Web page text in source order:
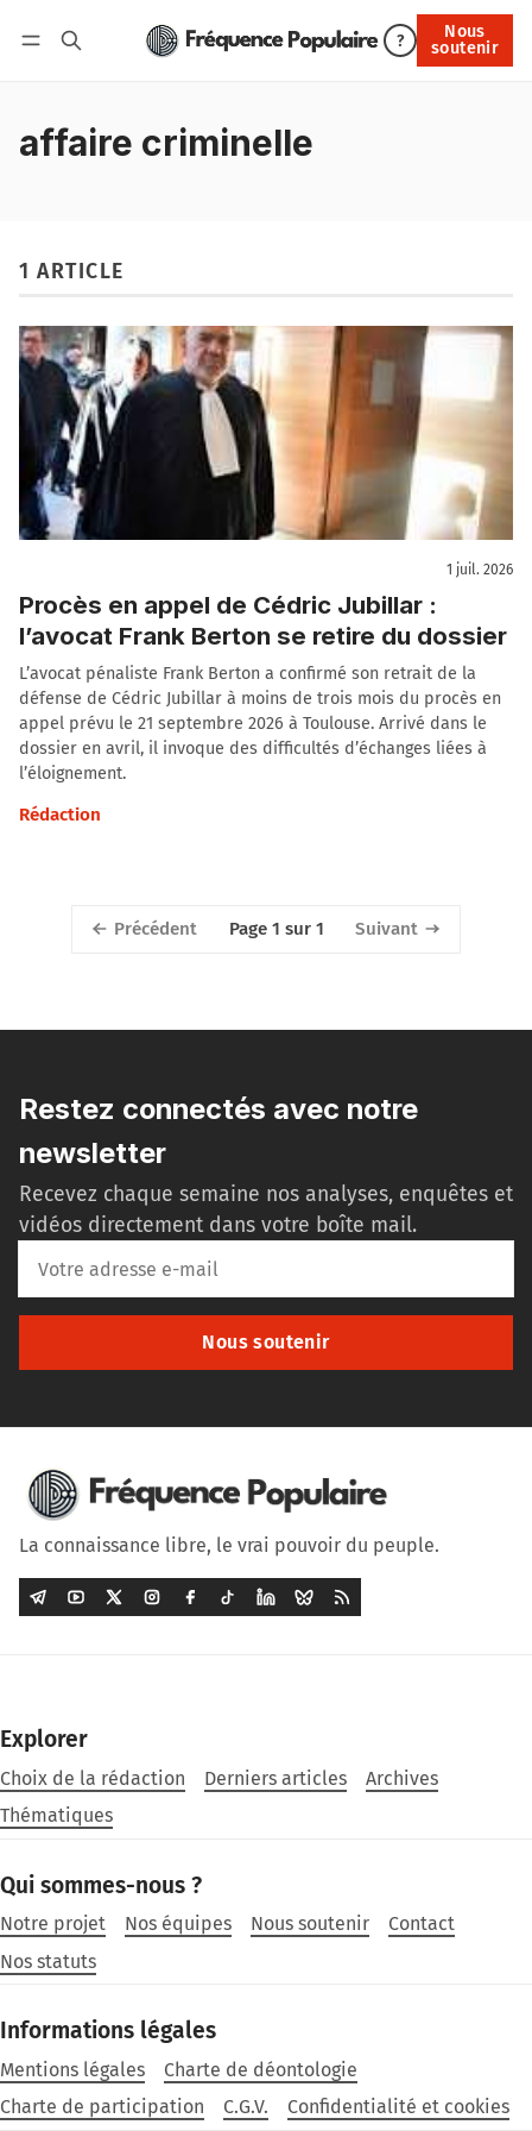
?
Nous
soutenir
Nous soutenir
affaire criminelle
1 ARTICLE
1 juil. 2026
Procès en appel de Cédric Jubillar :
l’avocat Frank Berton se retire du dossier
L’avocat pénaliste Frank Berton a confirmé son retrait de la
défense de Cédric Jubillar à moins de trois mois du procès en
appel prévu le 21 septembre 2026 à Toulouse. Arrivé dans le
dossier en avril, il invoque des difficultés d’échanges liées à
l’éloignement.
Rédaction
Précédent Page 1 sur 1 Suivant
Restez connectés avec notre
newsletter
Recevez chaque semaine nos analyses, enquêtes et
vidéos directement dans votre boîte mail.
Nous soutenir
La connaissance libre, le vrai pouvoir du peuple.
Explorer
Choix de la rédaction Derniers articles
Archives
Thématiques
Qui sommes-nous ?
Notre projet Nos équipes Nous soutenir
Contact
Nos statuts
Informations légales
Mentions légales
Charte de déontologie
Charte de participation
C.G.V. Confidentialité et cookies